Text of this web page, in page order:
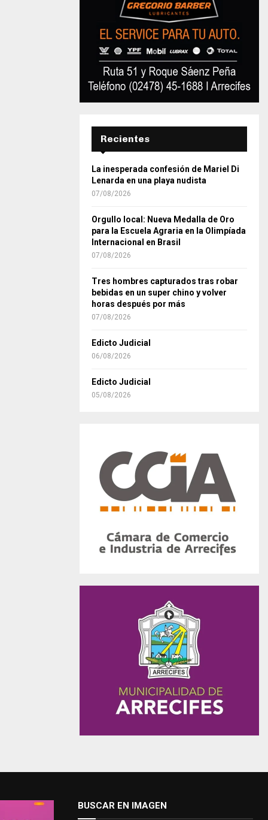
Recientes
La inesperada confesión de Mariel Di
Lenarda en una playa nudista
07/08/2026
Orgullo local: Nueva Medalla de Oro
para la Escuela Agraria en la Olimpíada
Internacional en Brasil
07/08/2026
Tres hombres capturados tras robar
bebidas en un super chino y volver
horas después por más
07/08/2026
Edicto Judicial
06/08/2026
Edicto Judicial
05/08/2026
BUSCAR EN IMAGEN